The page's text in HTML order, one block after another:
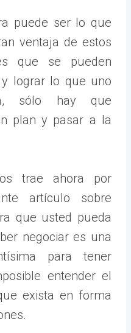
puede ser lo que
ventaja de estos
que se pueden
lograr lo que uno
sólo hay que
plan y pasar a la
trae ahora por
artículo sobre
que usted pueda
negociar es una
para tener
entender el
exista en forma